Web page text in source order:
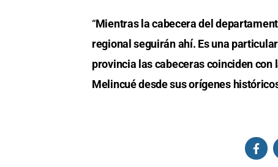
“Mientras la cabecera del
regional seguirán ahí. Es una
provincia las cabeceras coinciden con
Melincué desde sus orígenes